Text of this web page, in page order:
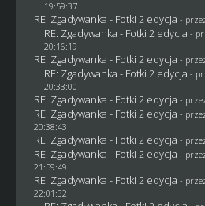
19:59:37
RE: Zgadywanka - Fotki 2 edycja -
RE: Zgadywanka - Fotki 2 edycja -
20:16:19
RE: Zgadywanka - Fotki 2 edycja -
RE: Zgadywanka - Fotki 2 edycja -
20:33:00
RE: Zgadywanka - Fotki 2 edycja -
RE: Zgadywanka - Fotki 2 edycja -
20:38:43
RE: Zgadywanka - Fotki 2 edycja -
RE: Zgadywanka - Fotki 2 edycja -
21:59:49
RE: Zgadywanka - Fotki 2 edycja -
22:01:32